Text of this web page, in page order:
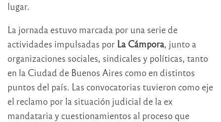
lugar.
La jornada estuvo marcada por una serie de
actividades impulsadas por La Cámpora, junto a
organizaciones sociales, sindicales y políticas, tanto
en la Ciudad de Buenos Aires como en distintos
puntos del país. Las convocatorias tuvieron como eje
el reclamo por la situación judicial de la ex
mandataria y cuestionamientos al proceso que